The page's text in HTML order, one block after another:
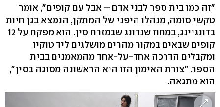
"זה כמו בית ספר לבני אדם – אבל עם קופים", אומר
טקשי סומה, מנהלו היפני של המתקן, הנמצא בגן חיות
בדונגיינג, במחוז שנדונג שבמזרח סין. הוא מפקח על 12
קופים שבאים במקור מהרים מושלגים ליד טוקיו
ומקבלים הדרכה אחד-על-אחד מהמאמנים בבית
הספר. "צורת האימון הזו היא הראשונה מסוגה בסין",
הוא מתגאה.